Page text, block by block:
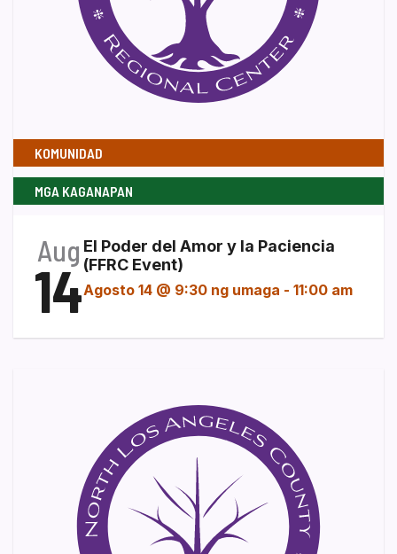
KOMUNIDAD
MGA KAGANAPAN
Aug
14
El Poder del Amor y la Paciencia
(FFRC Event)
Agosto 14 @ 9:30 ng umaga - 11:00 am